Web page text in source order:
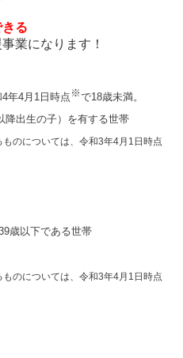
る
業になります！
年4月1日時点 ※で18歳未満。
降出生の子）を有する世帯
のについては、令和3年4月1日時点
歳以下である世帯
のについては、令和3年4月1日時点